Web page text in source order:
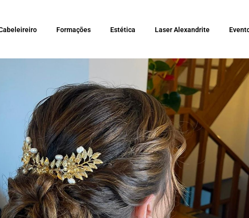
Formações Estética Laser Alexandrite